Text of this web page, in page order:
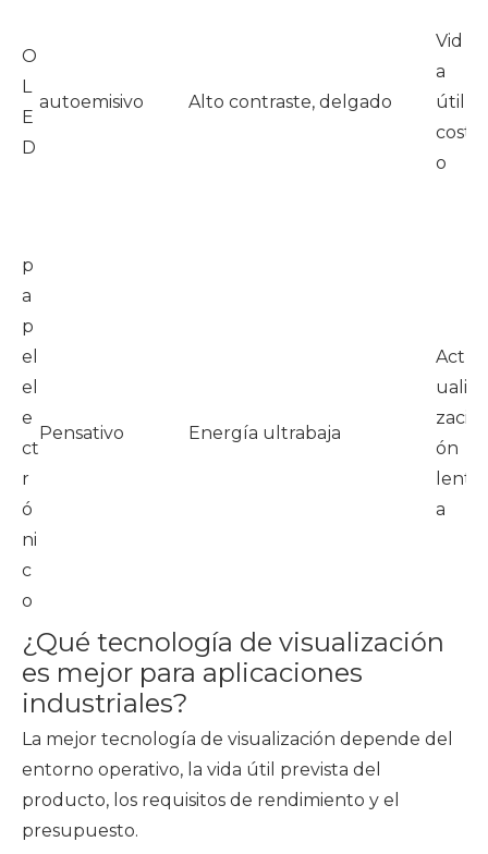
O
L
E
D
autoemisivo Alto contraste, delgado
Vid
a
útil,
cost
o
p
a
p
el
el
e
ct
r
ó
ni
c
o
Pensativo Energía ultrabaja
Act
uali
zaci
ón
lent
a
¿Qué tecnología de visualización
es mejor para aplicaciones
industriales?
La mejor tecnología de visualización depende del
entorno operativo, la vida útil prevista del
producto, los requisitos de rendimiento y el
presupuesto.